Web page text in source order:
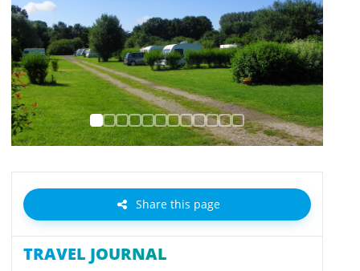
Share this page
TRAVEL JOURNAL